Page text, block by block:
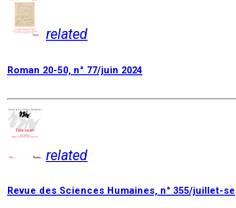
related
Roman 20-50, n° 77/juin 2024
related
Revue des Sciences Humaines, n° 355/juillet-